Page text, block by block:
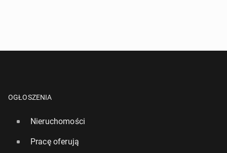
OGŁOSZENIA
Nieruchomości
Pracę oferują